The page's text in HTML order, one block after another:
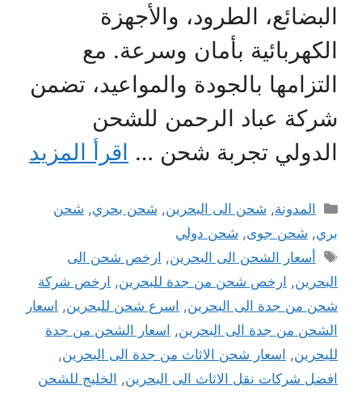
البضائع، الطرود، والأجهزة
الكهربائية بأمان وسرعة. مع
التزامها بالجودة والمواعيد، تضمن
شركة عباد الرحمن للشحن
الدولي تجربة شحن … اقرأ المزيد
التصنيفات
المدونة, شحن الى البحرين, شحن بحري, شحن
بري, شحن جوى, شحن دولي
الوسوم
أسعار الشحن الى البحرين, ارخص شحن الى
البحرين, ارخص شحن من جدة للبحرين, ارخص شركة
شحن من جدة الى البحرين, اسرع شحن للبحرين, اسعار
الشحن من جدة الى البحرين, اسعار الشحن من جدة
للبحرين, اسعار شحن الاثاث من جدة الى البحرين,
افضل شركات نقل الاثاث الى البحرين, الخليج للشحن